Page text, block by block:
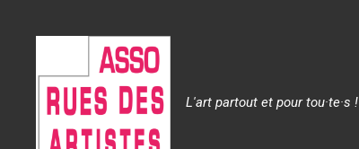
L'art partout et pour tou·te·s !